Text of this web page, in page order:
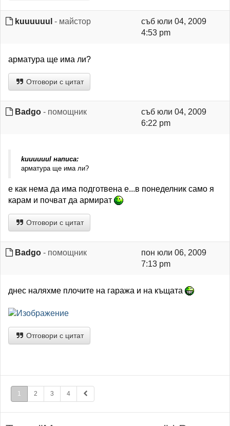
kuuuuuul - майстор
съб юли 04, 2009
4:53 pm
арматура ще има ли?
Отговори с цитат
Badgo - помощник
съб юли 04, 2009
6:22 pm
kuuuuuul написа:
арматура ще има ли?
е как нема да има подготвена е...в понеделник само я
карам и почват да армират
Отговори с цитат
Badgo - помощник
пон юли 06, 2009
7:13 pm
днес наляхме плочите на гаража и на къщата
Отговори с цитат
1 2 3 4